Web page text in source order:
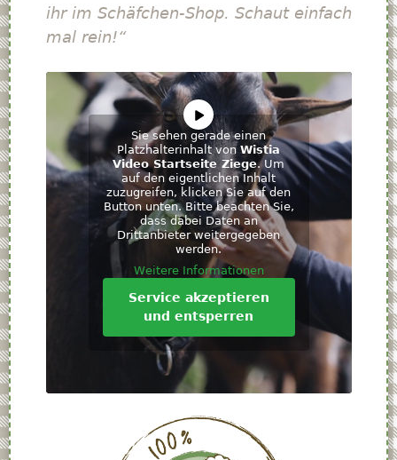
ihr im Schäfchen-Shop. Schaut einfach
mal rein!“
Sie sehen gerade einen
Platzhalterinhalt von Wistia
Video Startseite Ziege. Um
auf den eigentlichen Inhalt
zuzugreifen, klicken Sie auf den
Button unten. Bitte beachten Sie,
dass dabei Daten an
Drittanbieter weitergegeben
werden.
Weitere Informationen
Service akzeptieren
und entsperren